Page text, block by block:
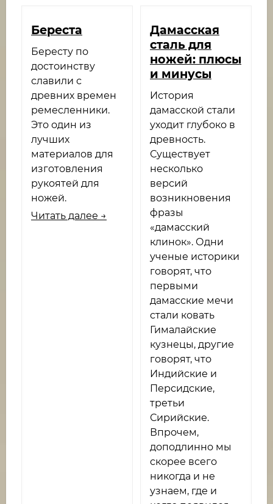
Береста
Бересту по
достоинству
славили с
древних времен
ремесленники.
Это один из
лучших
материалов для
изготовления
рукоятей для
ножей.
Читать далее →
Дамасская
сталь для
ножей: плюсы
и минусы
История
дамасской стали
уходит глубоко в
древность.
Существует
несколько
версий
возникновения
фразы
«дамасский
клинок». Одни
ученые историки
говорят, что
первыми
дамасские мечи
стали ковать
Гималайские
кузнецы, другие
говорят, что
Индийские и
Персидские,
третьи
Сирийские.
Впрочем,
доподлинно мы
скорее всего
никогда и не
узнаем, где и